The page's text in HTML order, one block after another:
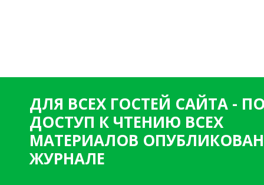
ДЛЯ ВСЕХ ГОСТЕЙ САЙТА -
ДОСТУП К ЧТЕНИЮ ВСЕХ
МАТЕРИАЛОВ
ЖУРНАЛЕ